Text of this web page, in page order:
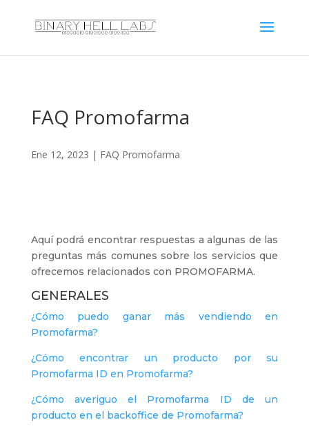
FAQ Promofarma
Ene 12, 2023 | FAQ Promofarma
Aquí podrá encontrar respuestas a algunas de las
preguntas más comunes sobre los servicios que
ofrecemos relacionados con PROMOFARMA.
GENERALES
¿Cómo puedo ganar más vendiendo en
Promofarma?
¿Cómo encontrar un producto por su
Promofarma ID en Promofarma?
¿Cómo averiguo el Promofarma ID de un
producto en el backoffice de Promofarma?